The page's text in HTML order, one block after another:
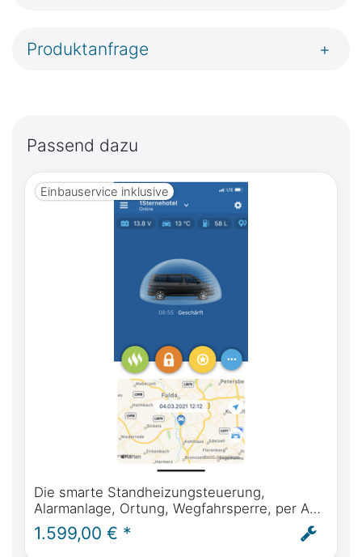
Produktanfrage +
Passend dazu
Einbauservice inklusive
Die smarte Standheizungsteuerung,
Alarmanlage, Ortung, Wegfahrsperre, per App
für Mercedes-Benz Marco Polo (W447) ab
BJ2014
1.599,00 € *